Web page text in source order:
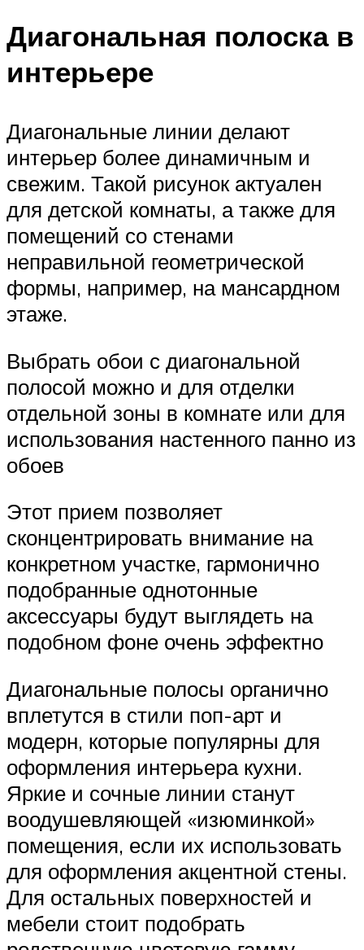
Диагональная полоска в
интерьере
Диагональные линии делают
интерьер более динамичным и
свежим. Такой рисунок актуален
для детской комнаты, а также для
помещений со стенами
неправильной геометрической
формы, например, на мансардном
этаже.
Выбрать обои с диагональной
полосой можно и для отделки
отдельной зоны в комнате или для
использования настенного панно из
обоев
Этот прием позволяет
сконцентрировать внимание на
конкретном участке, гармонично
подобранные однотонные
аксессуары будут выглядеть на
подобном фоне очень эффектно
Диагональные полосы органично
вплетутся в стили поп-арт и
модерн, которые популярны для
оформления интерьера кухни.
Яркие и сочные линии станут
воодушевляющей «изюминкой»
помещения, если их использовать
для оформления акцентной стены.
Для остальных поверхностей и
мебели стоит подобрать